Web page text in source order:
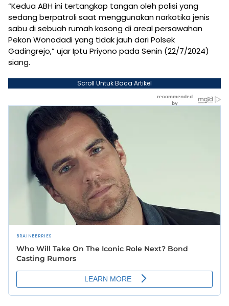
“Kedua ABH ini tertangkap tangan oleh polisi yang
sedang berpatroli saat menggunakan narkotika jenis
sabu di sebuah rumah kosong di areal persawahan
Pekon Wonodadi yang tidak jauh dari Polsek
Gadingrejo,” ujar Iptu Priyono pada Senin (22/7/2024)
siang.
Scroll Untuk Baca Artikel